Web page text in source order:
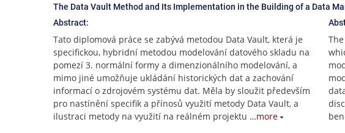
The Data Vault Method and Its Implementation in the Building of a Data
Abstract:
Tato diplomová práce se zabývá metodou Data Vault, která je
specifickou, hybridní metodou modelování datového skladu na
pomezí 3. normální formy a dimenzionálního modelování, a
mimo jiné umožňuje ukládání historických dat a zachování
informací o zdrojovém systému dat. Měla by sloužit především
pro nastínění specifik a přínosů využití metody Data Vault, a
ilustraci metody na využití na reálném projektu …more